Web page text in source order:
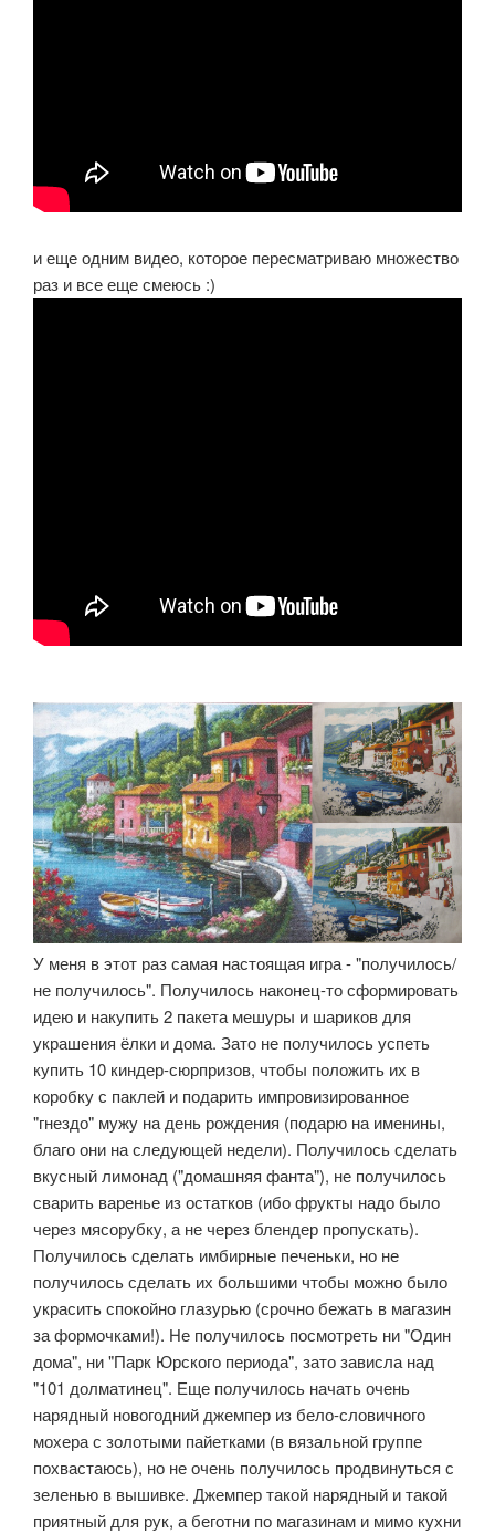
и еще одним видео, которое пересматриваю множество
раз и все еще смеюсь :)
У меня в этот раз самая настоящая игра - "получилось/
не получилось". Получилось наконец-то сформировать
идею и накупить 2 пакета мешуры и шариков для
украшения ёлки и дома. Зато не получилось успеть
купить 10 киндер-сюрпризов, чтобы положить их в
коробку с паклей и подарить импровизированное
"гнездо" мужу на день рождения (подарю на именины,
благо они на следующей недели). Получилось сделать
вкусный лимонад ("домашняя фанта"), не получилось
сварить варенье из остатков (ибо фрукты надо было
через мясорубку, а не через блендер пропускать).
Получилось сделать имбирные печеньки, но не
получилось сделать их большими чтобы можно было
украсить спокойно глазурью (срочно бежать в магазин
за формочками!). Не получилось посмотреть ни "Один
дома", ни "Парк Юрского периода", зато зависла над
"101 долматинец". Еще получилось начать очень
нарядный новогодний джемпер из бело-словичного
мохера с золотыми пайетками (в вязальной группе
похвастаюсь), но не очень получилось продвинуться с
зеленью в вышивке. Джемпер такой нарядный и такой
приятный для рук, а беготни по магазинам и мимо кухни